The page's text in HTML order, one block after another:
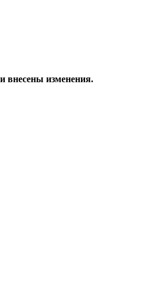
внесены изменения.